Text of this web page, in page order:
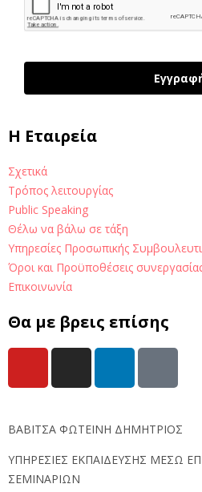
H Εταιρεία
Σχετικά
Τρόπος λειτουργίας
Public Speaking
Θέλω να βάλω σε τάξη
Υπηρεσίες Προσωπικής
Όροι και Προϋποθέσεις
Επικοινωνία
Θα με βρεις επίσης
ΒΑΒΙΤΣΑ ΦΩΤΕΙΝΗ ΔΗΜΗΤΡΙΟΣ
ΥΠΗΡΕΣΙΕΣ ΕΚΠΑΙΔΕΥΣΗΣ ΜΕΣΩ
ΣΕΜΙΝΑΡΙΩΝ